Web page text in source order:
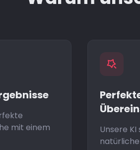
mit einem
Unsere